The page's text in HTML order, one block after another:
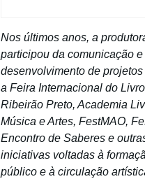
Nos últimos anos, a
participou da comunicação e
desenvolvimento de projetos
a Feira Internacional do
Ribeirão Preto, Academia
Música e Artes, FestMAO,
Encontro de Saberes e
iniciativas voltadas à
público e à circulação